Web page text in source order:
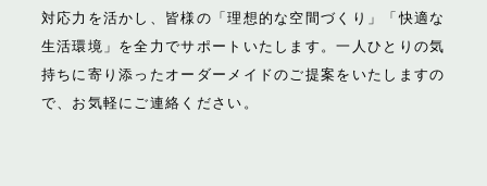
対応力を活かし、皆様の「理想的な空間づくり」「快適な
生活環境」を全力でサポートいたします。一人ひとりの気
持ちに寄り添ったオーダーメイドのご提案をいたしますの
で、お気軽にご連絡ください。